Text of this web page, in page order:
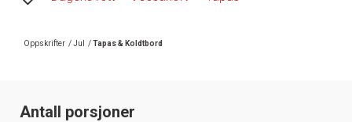
Oppskrifter /Jul /Tapas & Koldtbord
Antall porsjoner